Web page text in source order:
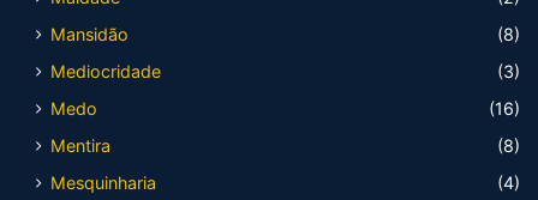
Mansidão
(8)
Mediocridade
(3)
Medo
(16)
Mentira
(8)
Mesquinharia
(4)